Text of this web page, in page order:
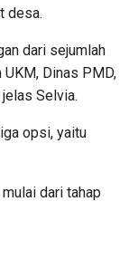
desa.
dari sejumlah
Dinas PMD,
Selvia.
opsi, yaitu
dari tahap